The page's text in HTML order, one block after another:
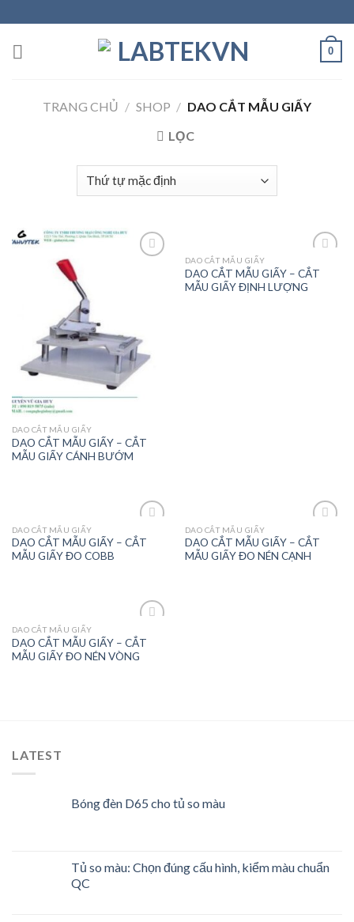
to
content
0
TRANG CHỦ / SHOP / DAO CẮT MẪU GIẤY
LỌC
DAO CẮT MẪU GIẤY
DAO CẮT MẪU GIẤY – CẮT
MẪU GIẤY CÁNH BƯỚM
DAO CẮT MẪU GIẤY
DAO CẮT MẪU GIẤY – CẮT
MẪU GIẤY ĐỊNH LƯỢNG
DAO CẮT MẪU GIẤY
DAO CẮT MẪU GIẤY – CẮT
MẪU GIẤY ĐO COBB
DAO CẮT MẪU GIẤY
DAO CẮT MẪU GIẤY – CẮT
MẪU GIẤY ĐO NÉN CẠNH
Add to
DAO CẮT MẪU GIẤY
DAO CẮT MẪU GIẤY – CẮT
MẪU GIẤY ĐO NÉN VÒNG
LATEST
Bóng đèn D65 cho tủ so màu
Tủ so màu: Chọn đúng cấu hình, kiểm màu chuẩn
QC